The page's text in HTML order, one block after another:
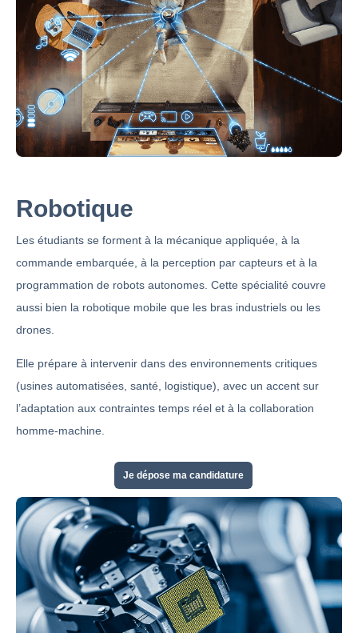
Robotique
Les étudiants se forment à la mécanique appliquée, à la
commande embarquée, à la perception par capteurs et à la
programmation de robots autonomes. Cette spécialité couvre
aussi bien la robotique mobile que les bras industriels ou les
drones.
Elle prépare à intervenir dans des environnements critiques
(usines automatisées, santé, logistique), avec un accent sur
l’adaptation aux contraintes temps réel et à la collaboration
homme-machine.
Je dépose ma candidature